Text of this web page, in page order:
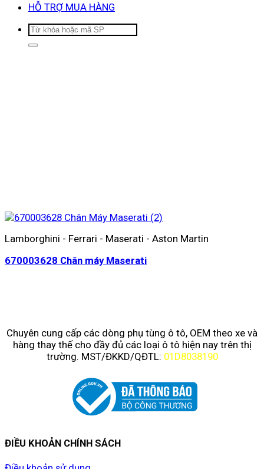
HỖ TRỢ MUA HÀNG
Tìm
kiếm:
Lamborghini - Ferrari - Maserati - Aston Martin
670003628 Chân máy Maserati
Chuyên cung cấp các dòng phụ tùng ô tô, OEM theo xe và
hàng thay thế cho đầy đủ các loại ô tô hiện nay trên thị
trường. MST/ĐKKD/QĐTL: 01D8038190
ĐIỀU KHOẢN CHÍNH SÁCH